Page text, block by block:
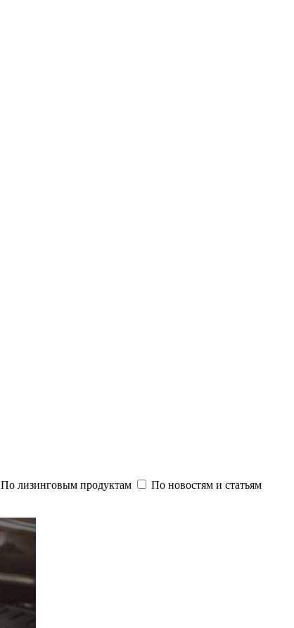
По лизинговым продуктам По новостям и статьям